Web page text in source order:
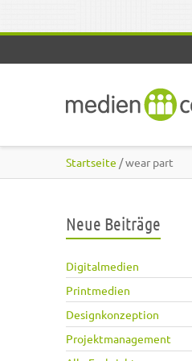
Startseite / wear part
Neue Beiträge
Digitalmedien
Printmedien
Designkonzeption
Projektmanagement